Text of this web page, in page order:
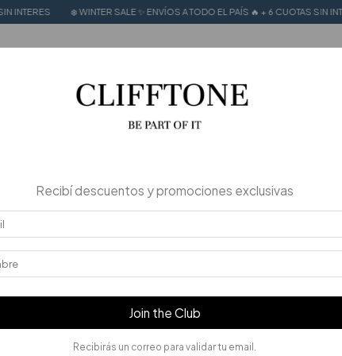
❄️ WINTER SALE ✨ ENVÍOS A TODO EL PAÍS 🔥 + 6 CUOTAS SIN INTERES ❄️
Recibí descuentos y promociones exclusivas
Join the Club
Recibirás un correo para validar tu email.